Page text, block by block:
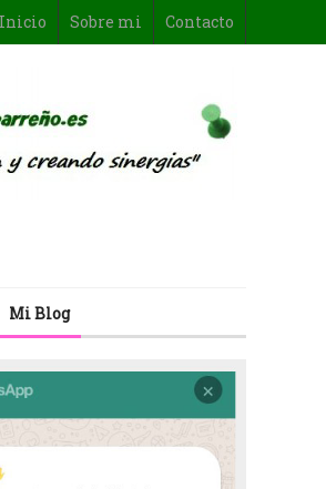
Inicio Sobre mi Contacto
Mi Blog